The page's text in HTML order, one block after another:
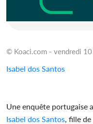
© Koaci.com - vendredi
Isabel dos Santos
Une enquête portugaise
Isabel dos Santos , fille